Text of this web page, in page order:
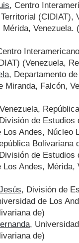
, Centro
(CIDIAT),
Venezuela.
(Venezuela,
, Departamento
Miranda, Falcón,
de Estudios
Los Andes, Núcleo
Bolivariana
de Estudios
Los Andes, Mérida,
, División de
de Los
de)
,
de)